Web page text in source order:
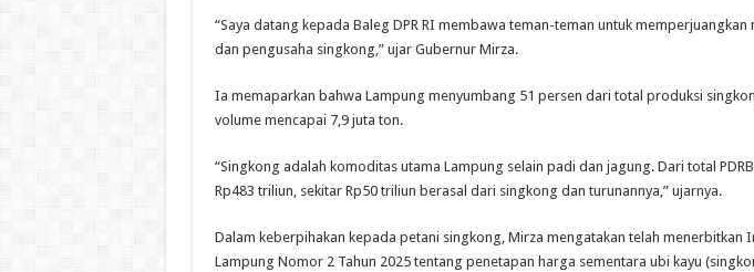
“Saya datang kepada Baleg DPR RI membawa teman-teman untuk
dan pengusaha singkong,” ujar Gubernur Mirza.
Ia memaparkan bahwa Lampung menyumbang 51 persen dari total produksi
volume mencapai 7,9 juta ton.
“Singkong adalah komoditas utama Lampung selain padi dan jagung. Dari total
Rp483 triliun, sekitar Rp50 triliun berasal dari singkong dan turunannya,” ujarnya.
Dalam keberpihakan kepada petani singkong, Mirza mengatakan telah menerbitkan
Lampung Nomor 2 Tahun 2025 tentang penetapan harga sementara ubi kayu